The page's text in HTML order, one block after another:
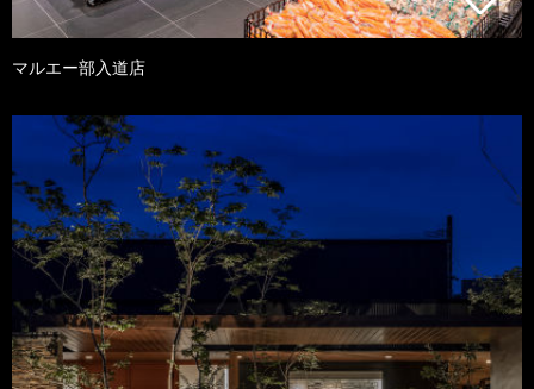
マルエー部入道店